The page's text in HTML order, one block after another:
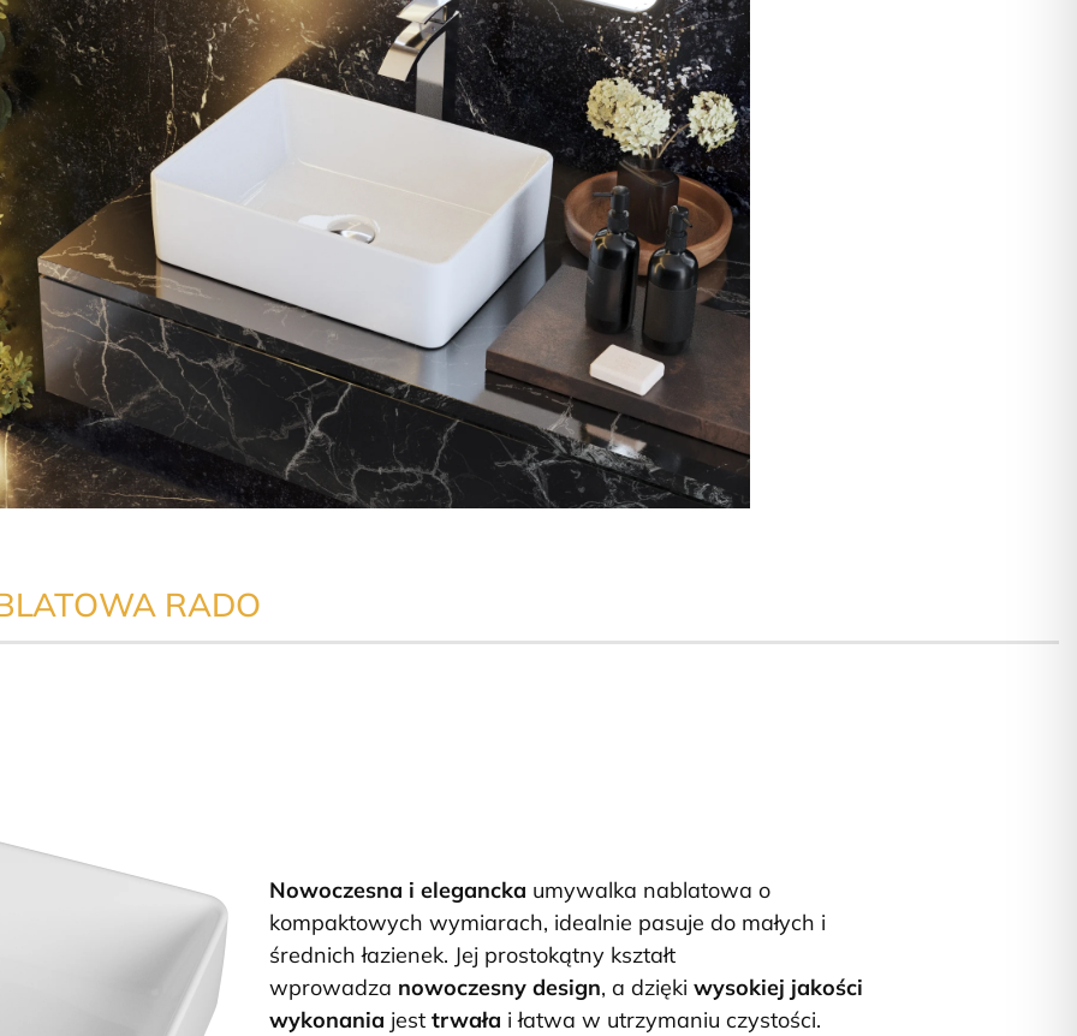
RADO
Nowoczesna i elegancka umywalka nablatowa o
kompaktowych wymiarach, idealnie pasuje do małych i
średnich łazienek. Jej prostokątny kształt
wprowadza nowoczesny design, a dzięki wysokiej jakości
wykonania jest trwała i łatwa w utrzymaniu czystości.